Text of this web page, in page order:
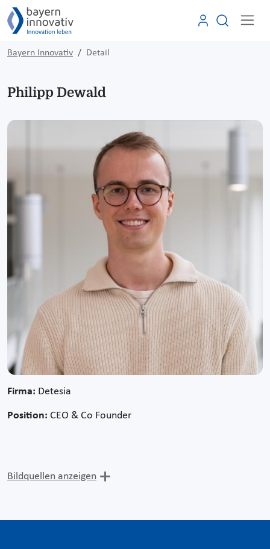
Bayern Innovativ Detail
Philipp Dewald
Firma: Detesia
Position: CEO & Co Founder
Bildquellen anzeigen